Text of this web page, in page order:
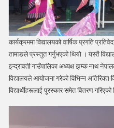
कार्यक्रममा विद्यालयको वार्षिक प्रगति
तामाङले प्रस्तुत गर्नुभएको थियो । यस्तै
इन्द्रावती गाउँपालिका अध्यक्ष झम्क नाथ
विद्यालयले आयोजना गरेको विभिन्न अतिरिक्त
विद्यार्थीहरूलाई पुरस्कार समेत वितरण गरिएको